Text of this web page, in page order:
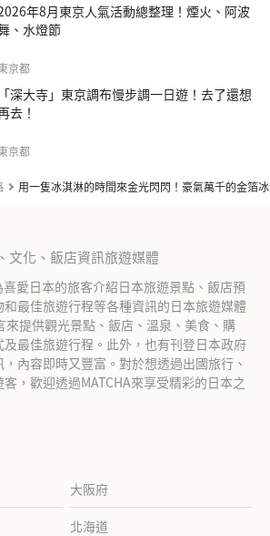
用一隻冰淇淋的時間來金光閃閃！豪氣萬千的金箔
年8月東京人氣活動總整理！煙火、阿波
、水燈節
京都
「深大寺」東京調布慢步調一日遊！去了還想
去！
京都
文化、飯店資訊旅遊媒體
喜愛日本的旅客介紹日本旅遊景點、飯店預
最佳旅遊行程等各種資訊的日本旅遊媒體
來提供觀光景點、飯店、溫泉、美食、購
最佳旅遊行程。此外，也有刊登日本政府
內容即時又豐富。對於想透過出國旅行、
，歡迎透過MATCHA來享受精彩的日本之
大阪府
北海道